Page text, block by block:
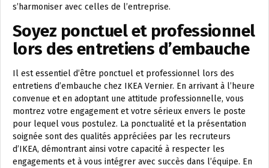
s’harmoniser avec celles de l’entreprise.
Soyez ponctuel et professionnel
lors des entretiens d’embauche
Il est essentiel d’être ponctuel et professionnel lors des
entretiens d’embauche chez IKEA Vernier. En arrivant à l’heure
convenue et en adoptant une attitude professionnelle, vous
montrez votre engagement et votre sérieux envers le poste
pour lequel vous postulez. La ponctualité et la présentation
soignée sont des qualités appréciées par les recruteurs
d’IKEA, démontrant ainsi votre capacité à respecter les
engagements et à vous intégrer avec succès dans l’équipe. En